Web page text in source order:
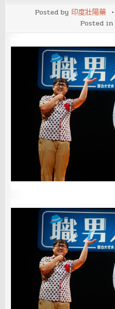
Posted by 印度壯陽藥
Posted in